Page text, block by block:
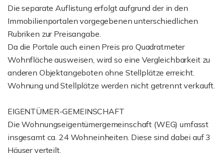
Die separate Auflistung erfolgt aufgrund der in den
Immobilienportalen vorgegebenen unterschiedlichen
Rubriken zur Preisangabe.
Da die Portale auch einen Preis pro Quadratmeter
Wohnfläche ausweisen, wird so eine Vergleichbarkeit zu
anderen Objektangeboten ohne Stellplätze erreicht.
Wohnung und Stellplätze werden nicht getrennt verkauft.
EIGENTÜMER-GEMEINSCHAFT
Die Wohnungseigentümergemeinschaft (WEG) umfasst
insgesamt ca. 24 Wohneinheiten. Diese sind dabei auf 3
Häuser verteilt.